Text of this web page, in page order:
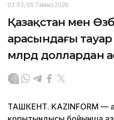
02:33, 05 Тамыз 2026
Қазақстан мен
арасындағы
млрд доллардан
ТАШКЕНТ. KAZINFORM —